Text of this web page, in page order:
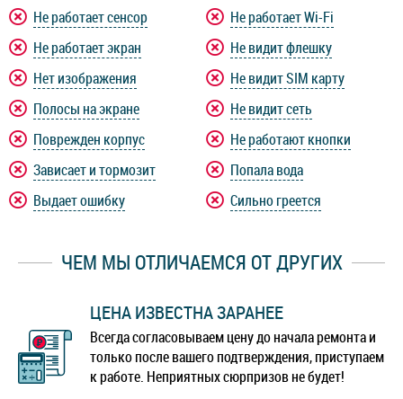
Не работает сенсор
Не работает экран
Нет изображения
Полосы на экране
Поврежден корпус
Зависает и тормозит
Выдает ошибку
Не работает Wi-Fi
Не видит флешку
Не видит SIM карту
Не видит сеть
Не работают кнопки
Попала вода
Сильно греется
ЧЕМ МЫ ОТЛИЧАЕМСЯ ОТ ДРУГИХ
ЦЕНА ИЗВЕСТНА ЗАРАНЕЕ
Всегда согласовываем цену до начала ремонта и
только после вашего подтверждения, приступаем
к работе. Неприятных сюрпризов не будет!